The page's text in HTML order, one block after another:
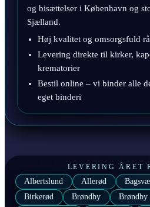
og bisættelser i København og
Sjælland.
Høj kvalitet og omsorgsfuld
Levering direkte til kirker,
krematorier
Bestil online – vi binder alle
eget binderi
LEVERING ÅRET
Albertslund Allerød
Birkerød
Brøndby Brøndby